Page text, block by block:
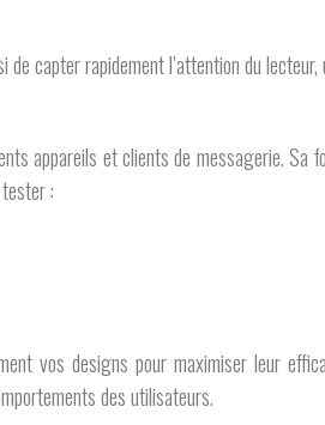
capter rapidement l’attention du
appareils et clients de messagerie.
:
vos designs pour maximiser leur
des utilisateurs.